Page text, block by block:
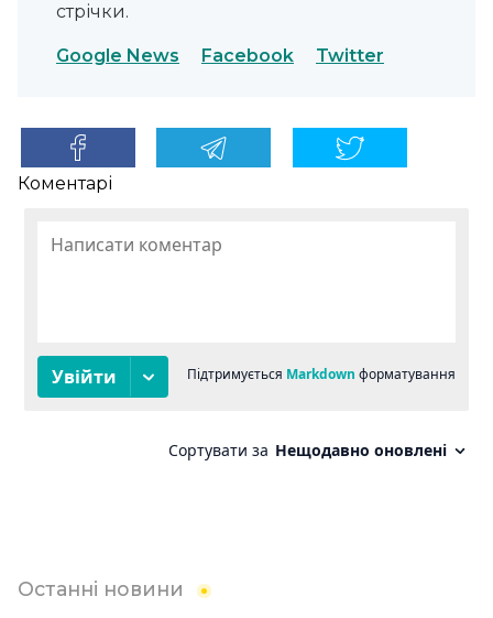
стрічки.
Google News Facebook Twitter
Коментарі
Останні новини